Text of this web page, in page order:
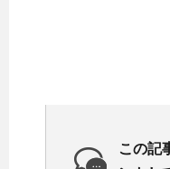
この記